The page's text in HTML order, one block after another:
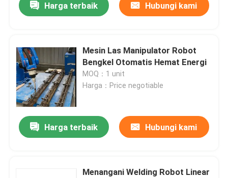
Harga terbaik Hubungi kami
Mesin Las Manipulator Robot
Bengkel Otomatis Hemat Energi
MOQ：1 unit
Harga：Price negotiable
Harga terbaik Hubungi kami
Menangani Welding Robot Linear